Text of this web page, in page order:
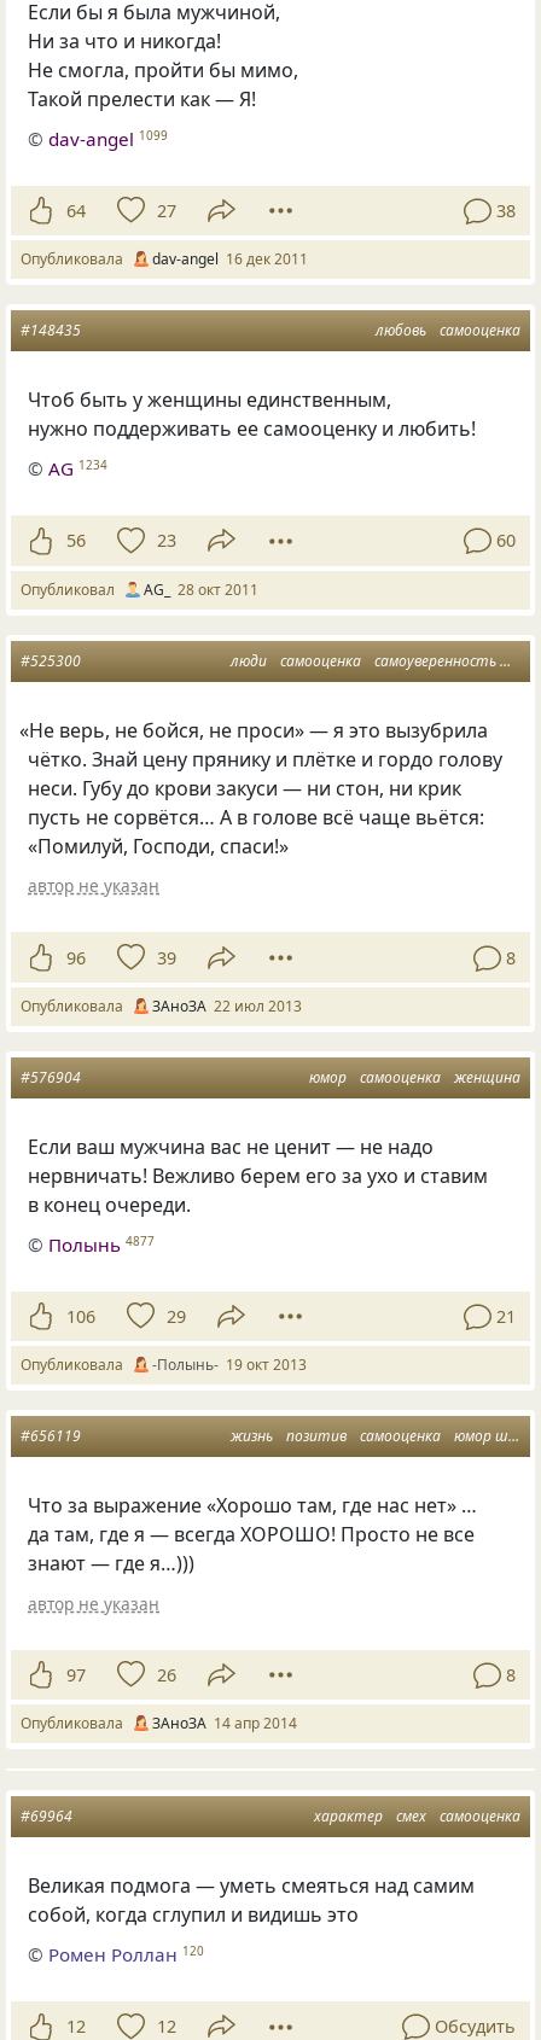
Если бы я была мужчиной,
Ни за что и никогда!
Не смогла, пройти бы мимо,
Такой прелести как — Я!
©dav-angel 1099
64 27 38
Опубликовала dav-angel 16 дек 2011
любовь самооценка
#148435
Чтоб быть у женщины единственным,
нужно поддерживать ее самооценку и любить!
©AG 1234
56 23 60
Опубликовал AG_ 28 окт 2011
люди самооценка самоуверенность
#525300
«Не верь, не бойся, не проси» — я это вызубрила
чётко. Знай цену прянику и плётке и гордо голову
неси. Губу до крови закуси — ни стон, ни крик
пусть не сорвётся… А в голове всё чаще вьётся:
«Помилуй, Господи, спаси!»
автор не указан
96 39 8
Опубликовала ЗАноЗА 22 июл 2013
юмор самооценка женщина
#576904
Если ваш мужчина вас не ценит — не надо
нервничать! Вежливо берем его за ухо и ставим
в конец очереди.
© Полынь 4877
106 29 21
Опубликовала -Полынь- 19 окт 2013
жизнь позитив самооценка юмор шутки
#656119
Что за выражение«Хорошо там, где нас нет» …
да там, где я — всегда ХОРОШО! Просто не все
знают — где я…)))
автор не указан
97 26 8
Опубликовала ЗАноЗА 14 апр 2014
характер смех самооценка
#69964
Великая подмога — уметь смеяться над самим
собой, когда сглупил и видишь это
© Ромен Роллан 120
12 12 Обсудить